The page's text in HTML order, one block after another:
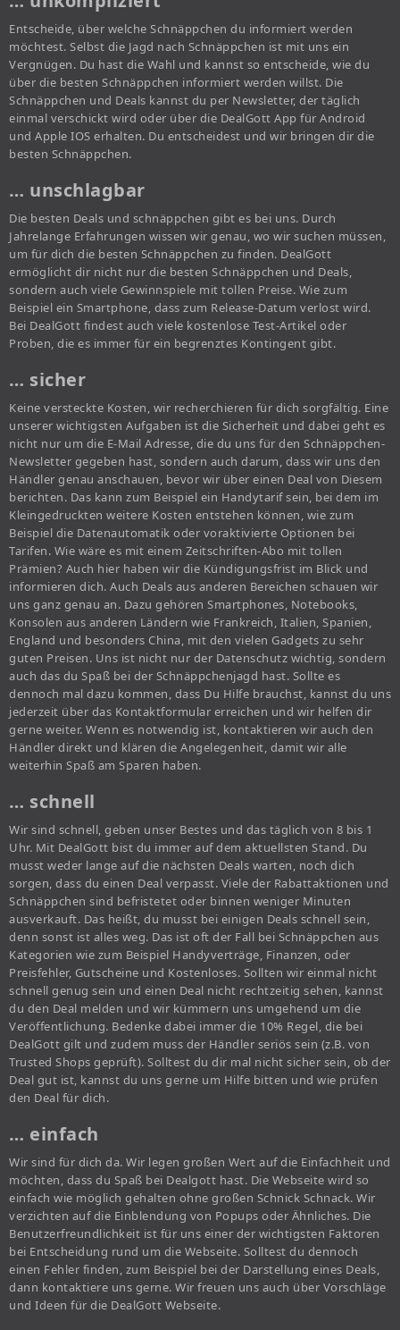
Entscheide, über welche Schnäppchen du informiert werden
möchtest. Selbst die Jagd nach Schnäppchen ist mit uns ein
Vergnügen. Du hast die Wahl und kannst so entscheide, wie du
über die besten Schnäppchen informiert werden willst. Die
Schnäppchen und Deals kannst du per Newsletter, der täglich
einmal verschickt wird oder über die DealGott App für Android
und Apple IOS erhalten. Du entscheidest und wir bringen dir die
besten Schnäppchen.
… unschlagbar
Die besten Deals und schnäppchen gibt es bei uns. Durch
Jahrelange Erfahrungen wissen wir genau, wo wir suchen müssen,
um für dich die besten Schnäppchen zu finden. DealGott
ermöglicht dir nicht nur die besten Schnäppchen und Deals,
sondern auch viele Gewinnspiele mit tollen Preise. Wie zum
Beispiel ein Smartphone, dass zum Release-Datum verlost wird.
Bei DealGott findest auch viele kostenlose Test-Artikel oder
Proben, die es immer für ein begrenztes Kontingent gibt.
… sicher
Keine versteckte Kosten, wir recherchieren für dich sorgfältig. Eine
unserer wichtigsten Aufgaben ist die Sicherheit und dabei geht es
nicht nur um die E-Mail Adresse, die du uns für den Schnäppchen-
Newsletter gegeben hast, sondern auch darum, dass wir uns den
Händler genau anschauen, bevor wir über einen Deal von Diesem
berichten. Das kann zum Beispiel ein Handytarif sein, bei dem im
Kleingedruckten weitere Kosten entstehen können, wie zum
Beispiel die Datenautomatik oder voraktivierte Optionen bei
Tarifen. Wie wäre es mit einem Zeitschriften-Abo mit tollen
Prämien? Auch hier haben wir die Kündigungsfrist im Blick und
informieren dich. Auch Deals aus anderen Bereichen schauen wir
uns ganz genau an. Dazu gehören Smartphones, Notebooks,
Konsolen aus anderen Ländern wie Frankreich, Italien, Spanien,
England und besonders China, mit den vielen Gadgets zu sehr
guten Preisen. Uns ist nicht nur der Datenschutz wichtig, sondern
auch das du Spaß bei der Schnäppchenjagd hast. Sollte es
dennoch mal dazu kommen, dass Du Hilfe brauchst, kannst du uns
jederzeit über das Kontaktformular erreichen und wir helfen dir
gerne weiter. Wenn es notwendig ist, kontaktieren wir auch den
Händler direkt und klären die Angelegenheit, damit wir alle
weiterhin Spaß am Sparen haben.
… schnell
Wir sind schnell, geben unser Bestes und das täglich von 8 bis 1
Uhr. Mit DealGott bist du immer auf dem aktuellsten Stand. Du
musst weder lange auf die nächsten Deals warten, noch dich
sorgen, dass du einen Deal verpasst. Viele der Rabattaktionen und
Schnäppchen sind befristetet oder binnen weniger Minuten
ausverkauft. Das heißt, du musst bei einigen Deals schnell sein,
denn sonst ist alles weg. Das ist oft der Fall bei Schnäppchen aus
Kategorien wie zum Beispiel Handyverträge, Finanzen, oder
Preisfehler, Gutscheine und Kostenloses. Sollten wir einmal nicht
schnell genug sein und einen Deal nicht rechtzeitig sehen, kannst
du den Deal melden und wir kümmern uns umgehend um die
Veröffentlichung. Bedenke dabei immer die 10% Regel, die bei
DealGott gilt und zudem muss der Händler seriös sein (z.B. von
Trusted Shops geprüft). Solltest du dir mal nicht sicher sein, ob der
Deal gut ist, kannst du uns gerne um Hilfe bitten und wie prüfen
den Deal für dich.
… einfach
Wir sind für dich da. Wir legen großen Wert auf die Einfachheit und
möchten, dass du Spaß bei Dealgott hast. Die Webseite wird so
einfach wie möglich gehalten ohne großen Schnick Schnack. Wir
verzichten auf die Einblendung von Popups oder Ähnliches. Die
Benutzerfreundlichkeit ist für uns einer der wichtigsten Faktoren
bei Entscheidung rund um die Webseite. Solltest du dennoch
einen Fehler finden, zum Beispiel bei der Darstellung eines Deals,
dann kontaktiere uns gerne. Wir freuen uns auch über Vorschläge
und Ideen für die DealGott Webseite.